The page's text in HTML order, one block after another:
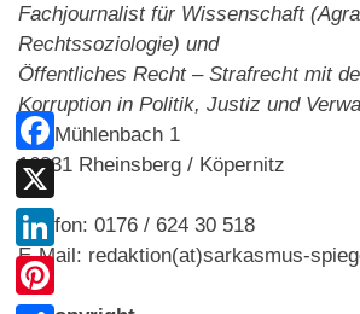
Fachjournalist für Wissenschaft
Rechtssoziologie) und
Öffentliches Recht – Strafrecht mit
Korruption in Politik, Justiz und
Am Mühlenbach 1
16831 Rheinsberg / Köpernitz
Telefon: 0176 / 624 30 518
E-Mail: redaktion(at)sarkasmus-
Facebook
X
LinkedIn